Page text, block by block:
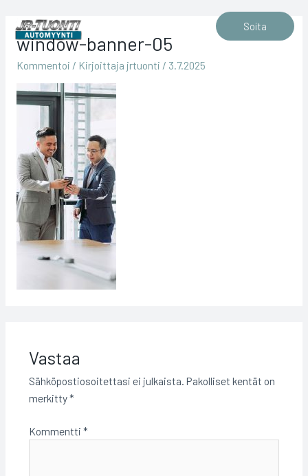
sisältöön
Soita
window-banner-05
Kommentoi / Kirjoittaja jrtuonti / 3.7.2025
Vastaa
Sähköpostiosoitettasi ei julkaista. Pakolliset kentät on
merkitty*
Kommentti *